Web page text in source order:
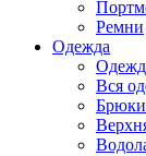
Ремни
Одежда
Вся